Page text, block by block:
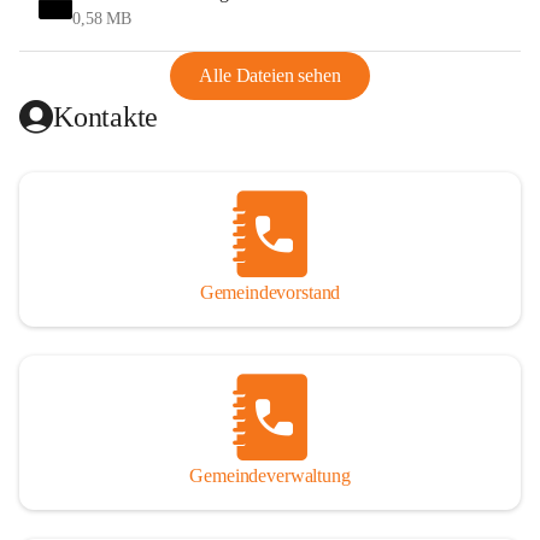
und Ungarn war. Dadurch war Wörterberg von Wörth
Aus diesem Grund war die Bevölkerung dazu gezwungen,
Schmuggel zu betreiben. Es kam oft zu nächtlichen
Überfällen und Schießereien. Erst mit dem Anschluss des
wirtschaftlich ging es bergauf. Dieser Aufschwung endete
1926. Es folgten Arbeitslosigkeit, Preissteigerung und
Unanbringlichkeit von Produkten. Daher wurde der
Anschluss an das Deutsche Reich begrüßt. Als der Zweite
Weltkrieg ausbrach, schwang die Stimmung um. Es starben
26 Männer an der Front, weitere 16 werden vermisst.
Von 1971 bis 1991 gehörte Wörterberg zur Gemeinde
Ollersdorf. Durch den Einsatz von mehreren Ortsansässigen
wurde Wörterberg 1991 wieder eine eigenständige
0,58 MB
Alle Dateien sehen
Kontakte
Gemeindevorstand
Gemeindeverwaltung